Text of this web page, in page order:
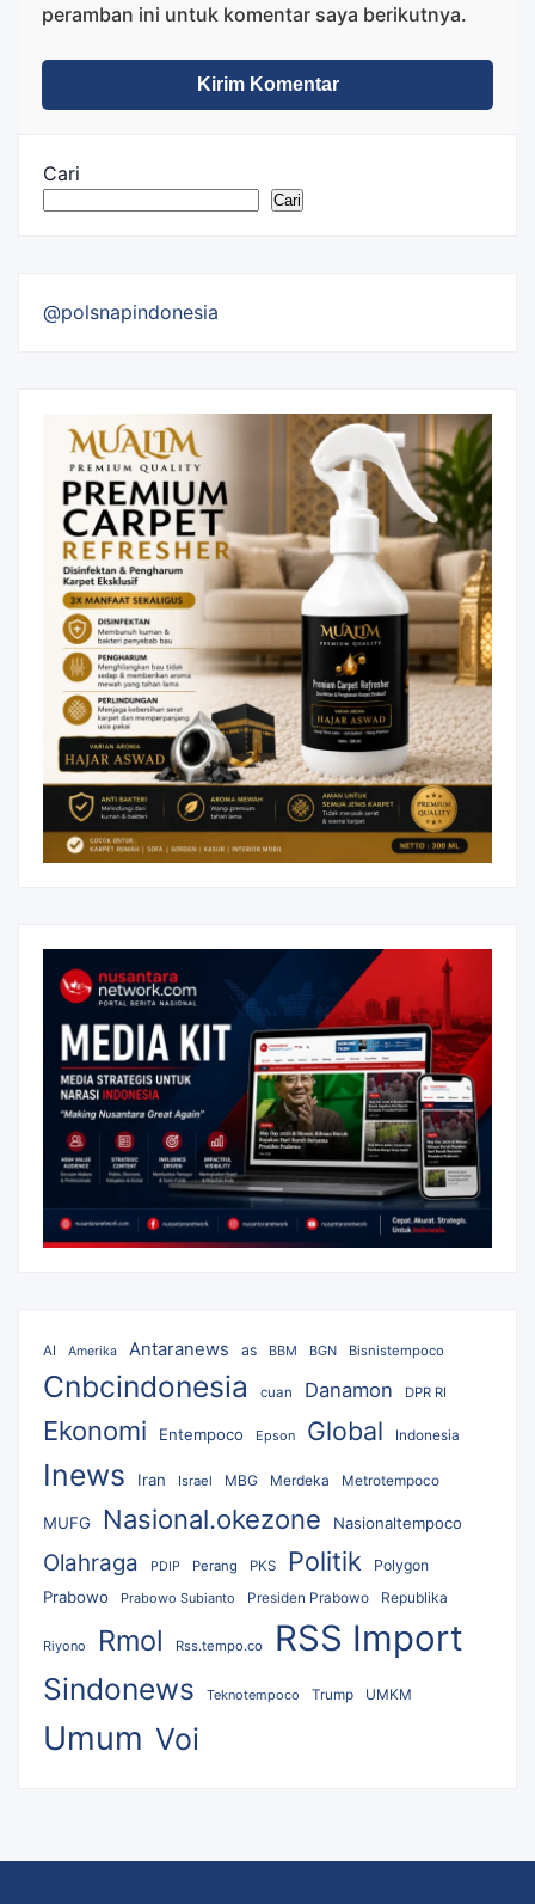
peramban ini untuk komentar saya berikutnya.
Cari
Cari
@polsnapindonesia
AI Amerika Antaranews as BBM BGN Bisnistempoco
Cnbcindonesia cuan Danamon DPR RI
Ekonomi Entempoco Epson Global Indonesia
Inews Iran Israel MBG Merdeka Metrotempoco
MUFG Nasional.okezone Nasionaltempoco
Olahraga PDIP Perang PKS Politik Polygon
Prabowo Prabowo Subianto Presiden Prabowo Republika
Riyono Rmol Rss.tempo.co RSS Import
Sindonews Teknotempoco Trump UMKM
Umum Voi